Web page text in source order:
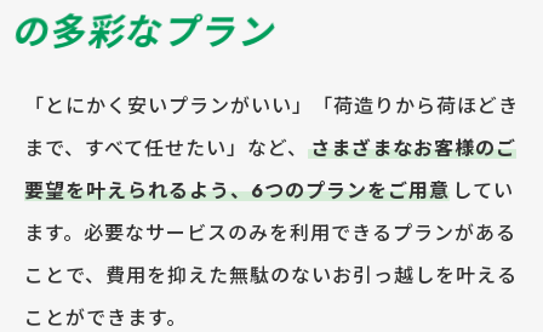
の多彩なプラン
「とにかく安いプランがいい」「荷造りから荷ほどき
まで、すべて任せたい」など、 さまざまなお客様のご
要望を叶えられるよう、6つのプランをご用意 してい
ます。必要なサービスのみを利用できるプランがある
ことで、費用を抑えた無駄のないお引っ越しを叶える
ことができます。